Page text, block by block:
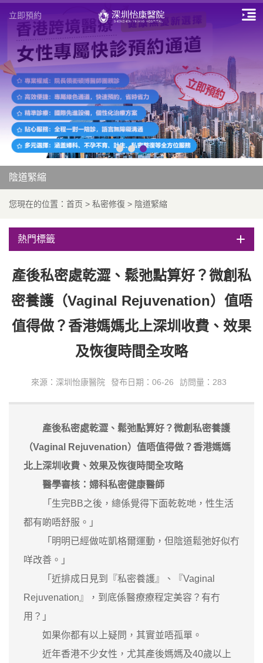
立即預約
陰道緊縮
您現在的位置： 首页 > 私密修復 > 陰道緊縮
熱門標籤
產後私密處乾澀、鬆弛點算好？微創私
密養護（Vaginal Rejuvenation）值唔
值得做？香港媽媽北上深圳收費、效果
及恢復時間全攻略
來源：深圳怡康醫院 發布日期：06-26 訪問量：283
產後私密處乾澀、鬆弛點算好？微創私密養護
（Vaginal Rejuvenation）值唔值得做？香港媽媽
北上深圳收費、效果及恢復時間全攻略
醫學審核：婦科私密健康醫師
「生完BB之後，總係覺得下面乾乾哋，性生活
都有啲唔舒服。」
「明明已經做咗凱格爾運動，但陰道鬆弛好似冇
咩改善。」
「近排成日見到『私密養護』、『Vaginal
Rejuvenation』，到底係醫療療程定美容？有冇
用？」
如果你都有以上疑問，其實並唔孤單。
近年香港不少女性，尤其產後媽媽及40歲以上